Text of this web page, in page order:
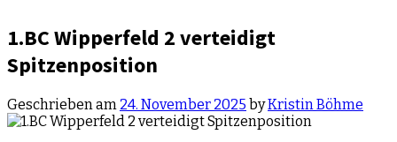
1.BC Wipperfeld 2 verteidigt
Spitzenposition
Geschrieben am 24. November 2025 byKristin Böhme